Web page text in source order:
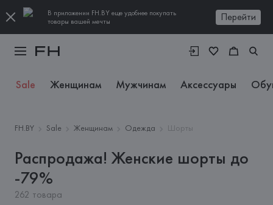
В приложении FH.BY еще удобнее покупать
товары вашей мечты
Перейти
Sale Женщинам Мужчинам Аксессуары
FH.BY Sale Женщинам Одежда Шорты
Распродажа! Женские шорты до
-79%
262 товара